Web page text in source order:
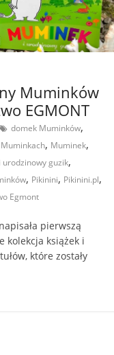
Muminków
EGMONT
domek Muminków,
, Muminek,
urodzinowy guzik,
, Pikinini, Pikinini.pl,
Egmont
pierwszą
kolekcja książek i
które zostały